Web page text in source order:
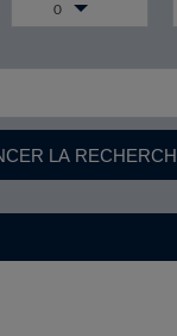
0
LA